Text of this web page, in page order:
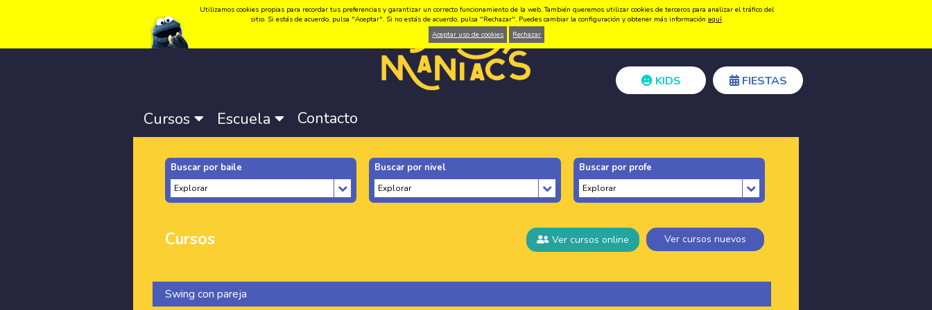
Idioma:Català -Castellano-English Registrarse Acceder
KIDS FIESTAS
Cursos Escuela Contacto
Buscar por baile Buscar por nivel Buscar por profe
Cursos Ver cursos online Ver cursos nuevos
Swing con pareja
Utilizamos cookies propias para recordar tus preferencias y garantizar un correcto funcionamiento de la web. También queremos utilizar cookies de terceros para analizar el tráfico del
sitio. Si estás de acuerdo, pulsa "Aceptar". Si no estás de acuerdo, pulsa "Rechazar". Puedes cambiar la configuración y obtener más información aquí.
Aceptar uso de cookies
Rechazar